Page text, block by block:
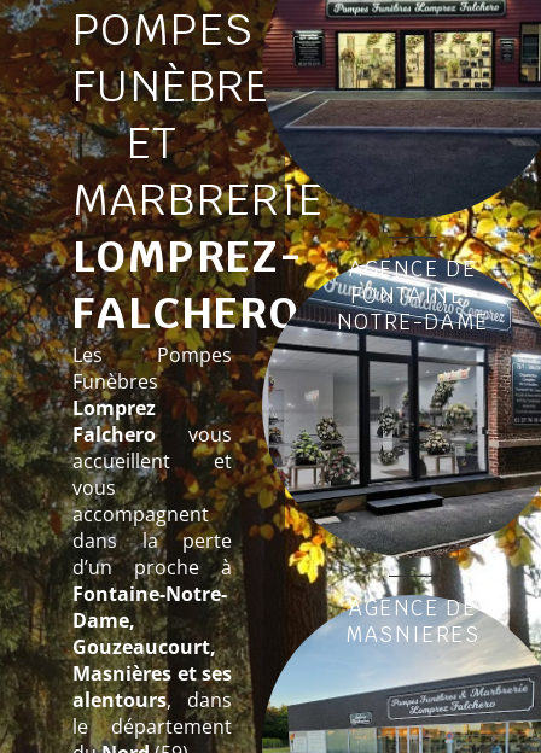
POMPES
FUNÈBRES
ET
MARBRERIE
LOMPREZ-
FALCHERO
Les Pompes
Funèbres
Lomprez
Falcherovous
accueillent et
vous
accompagnent
dans la perte
d’un proche à
Fontaine-Notre-
Dame,
Gouzeaucourt,
Masnières et ses
alentours, dans
le département
AGENCE DE
FONTAINE-
NOTRE-DAME
AGENCE DE
MASNIERES